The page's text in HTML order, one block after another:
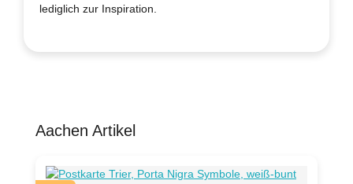
lediglich zur Inspiration.
Produktgalerie überspringen
Aachen Artikel